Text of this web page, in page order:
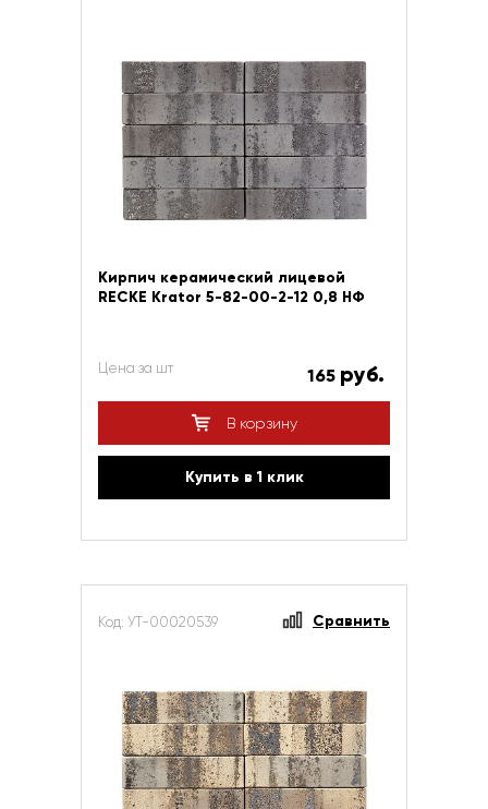
Кирпич керамический лицевой
RECKE Krator 5-82-00-2-12 0,8 НФ
Цена за шт 165 руб.
В корзину
Купить в 1 клик
Код: УТ-00020539 Сравнить